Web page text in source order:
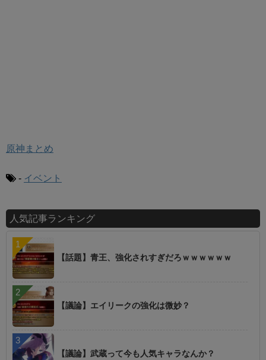
原神まとめ
- イベント
人気記事ランキング
【話題】青王、強化されすぎだろｗｗｗｗｗｗ
【議論】エイリークの強化は微妙？
【議論】武蔵って今も人気キャラなんか？